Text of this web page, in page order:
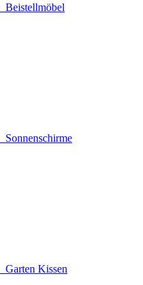
Beistellmöbel
Sonnenschirme
Garten Kissen